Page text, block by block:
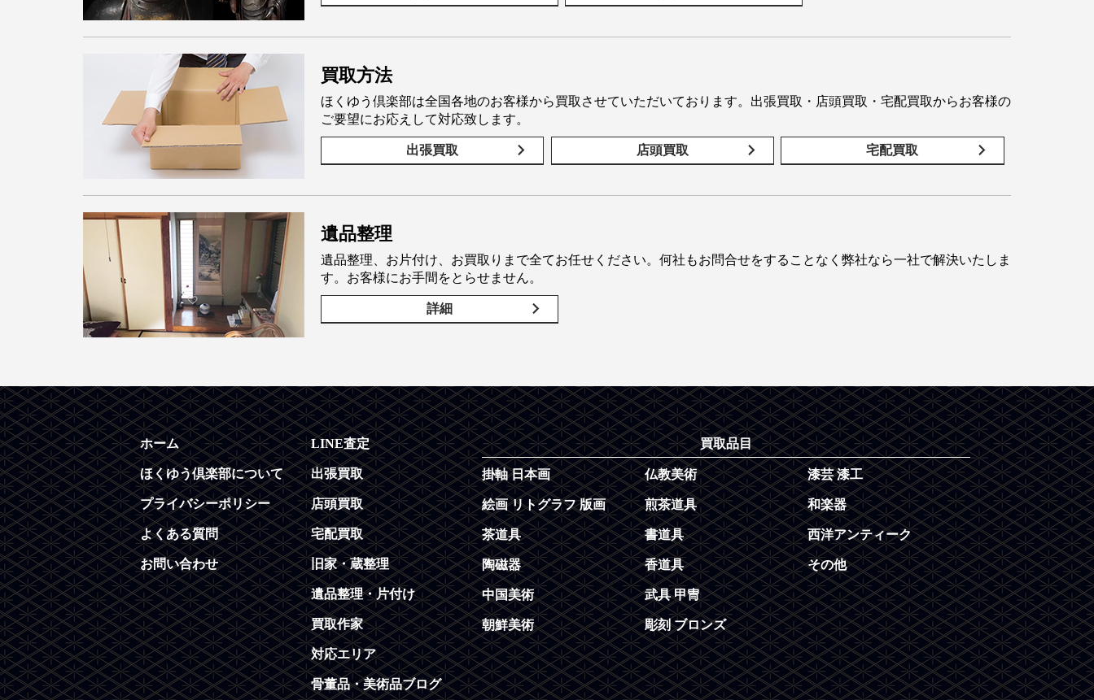
買取方法
ほくゆう倶楽部は全国各地のお客様から買取させていただいております。出張買取・店頭買取・宅配買取からお客様の
ご要望にお応えして対応致します。
出張買取 店頭買取 宅配買取
遺品整理
遺品整理、お片付け、お買取りまで全てお任せください。何社もお問合せをすることなく弊社なら一社で解決いたしま
す。お客様にお手間をとらせません。
詳細
ホーム
ほくゆう倶楽部について
プライバシーポリシー
よくある質問
お問い合わせ
LINE査定
出張買取
店頭買取
宅配買取
旧家・蔵整理
遺品整理・片付け
買取作家
対応エリア
骨董品・美術品ブログ
買取品目
掛軸 日本画
絵画 リトグラフ 版画
茶道具
陶磁器
中国美術
朝鮮美術
仏教美術
煎茶道具
書道具
香道具
武具 甲冑
彫刻 ブロンズ
漆芸 漆工
和楽器
西洋アンティーク
その他